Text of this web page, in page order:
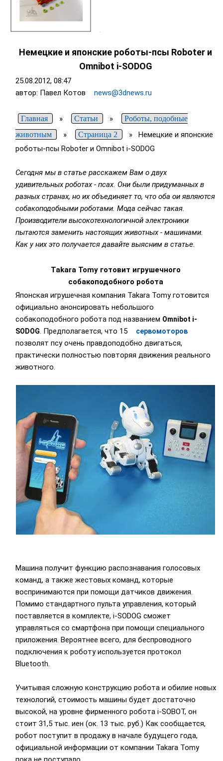
Немецкие и японские роботы-псы Roboter и
Omnibot i-SODOG
25.08.2012, 08:47
автор: Павел Котов
news@3dnews.ru
Главная » Статьи »
Роботы, подобные
животным
» Страница 2 » Немецкие и японские
роботы-псы Roboter и Omnibot i-SODOG
Сегодня мы в статье расскажем Вам о двух
удивительных роботах - псах. Они были придуманных в
разных странах, но их объединяет то, что оба ои являются
собакоподобными роботами. Мода сейчас такая.
Производители высокотехнологичной электроники
пытаются заменить настоящих животных - машинами.
Как у них это получается давайте выясним в статье.
Takara Tomy готовит игрушечного
собакоподобного робота
Японская игрушечная компания Takara Tomy готовится
официально анонсировать небольшого
собакоподобного робота под названием Omnibot i-
SODOG. Предполагается, что 15 сервомоторов
позволят псу очень правдоподобно двигаться,
практически полностью повторяя движения реального
животного.
Машина получит функцию распознавания голосовых
команд, а также жестовых команд, которые
воспринимаются при помощи датчиков движения.
Помимо стандартного пульта управления, который
поставляется в комплекте, i-SODOG сможет
управляться со смартфона при помощи специального
приложения. Вероятнее всего, для беспроводного
подключения к роботу используется протокол
Bluetooth.
Учитывая сложную конструкцию робота и обилие новых
технологий, стоимость машины будет достаточно
высокой, на уровне фирменного робота i-SOBOT, он
стоит 31,5 тыс. иен (ок. 13 тыс. руб.) Как сообщается,
робот поступит в продажу в начале будущего года,
официальной информации от компании Takara Tomy